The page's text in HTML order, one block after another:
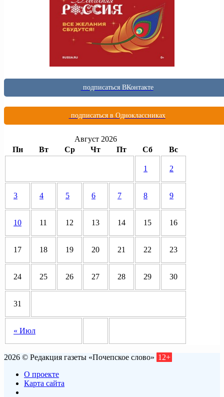
подписаться ВКонтакте
подписаться в Одноклассниках
Август 2026
Пн
Вт Ср Чт Пт Сб Вс
« Июл
1 2
3 4 5 6 7 8 9
10 11 12 13 14 15 16
17 18 19 20 21 22 23
24 25 26 27 28 29 30
31
2026 © Редакция газеты «Почепское слово» 12+
О проекте
Карта сайта